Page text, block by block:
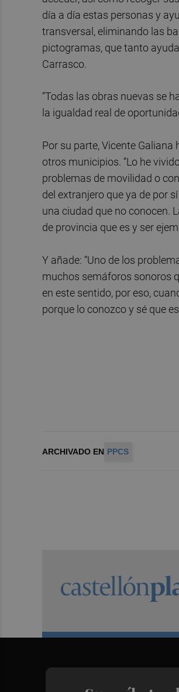
día a día estas personas y
transversal, eliminando las
pictogramas, que tanto
Carrasco.
“Todas las obras nuevas se
la igualdad real de
Por su parte, Vicente
otros municipios. “Lo he
problemas de movilidad o
del extranjero que ya de por
una ciudad que no conocen.
de provincia que es y ser
Y añade: “Uno de los
muchos semáforos sonoros
en este sentido, por eso,
porque lo conozco y sé que
ARCHIVADO EN PPCS